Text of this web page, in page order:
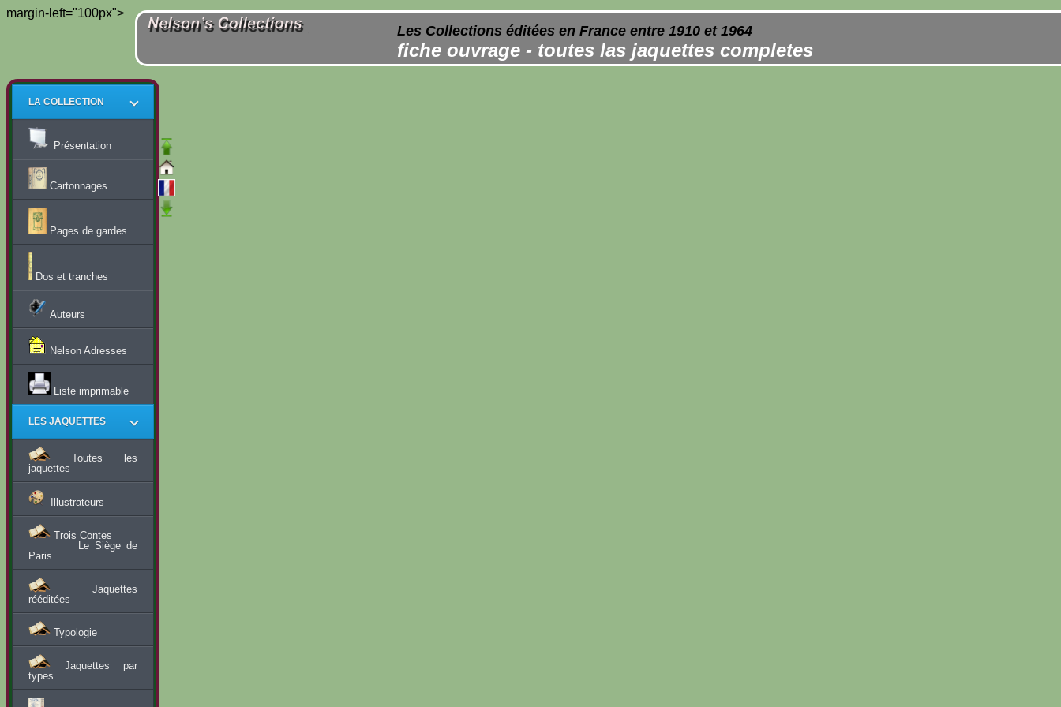
margin-left="100px">
Les Collections éditées en France entre 1910 et 1964
fiche ouvrage - toutes las jaquettes completes
LA COLLECTION
Présentation
Cartonnages
Pages de gardes
Dos et tranches
Auteurs
Nelson Adresses
Liste imprimable
LES JAQUETTES
Toutes les
jaquettes
Illustrateurs
Trois Contes
Le Siège de
Paris
Jaquettes
rééditées
Typologie
Jaquettes par
types